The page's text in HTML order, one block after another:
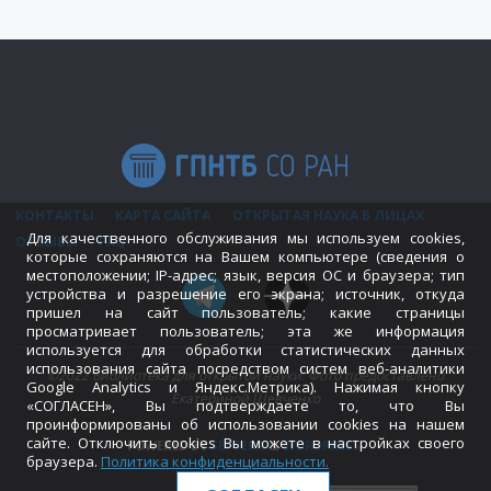
КОНТАКТЫ КАРТА САЙТА
ОТКРЫТАЯ НАУКА В ЛИЦАХ
ОТЗЫВЫ
FAQ
©2022 Библиотека для открытой науки. Фото предоставлено
Екатериной Шевченко
POWERED BYSEPTERA&WORDPRESS.
Для качественного обслуживания мы используем cookies,
которые сохраняются на Вашем компьютере (сведения о
местоположении; IP-адрес; язык, версия ОС и браузера; тип
устройства и разрешение его экрана; источник, откуда
пришел на сайт пользователь; какие страницы
просматривает пользователь; эта же информация
используется для обработки статистических данных
использования сайта посредством систем веб-аналитики
Google Analytics и Яндекс.Метрика). Нажимая кнопку
«СОГЛАСЕН», Вы подтверждаете то, что Вы
проинформированы об использовании cookies на нашем
сайте. Отключить cookies Вы можете в настройках своего
браузера. Политика конфиденциальности.